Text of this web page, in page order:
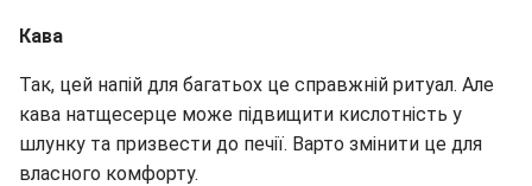
Кава
Так, цей напій для багатьох це справжній ритуал. Але
кава натщесерце може підвищити кислотність у
шлунку та призвести до печії. Варто змінити це для
власного комфорту.